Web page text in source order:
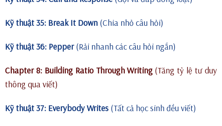
Kỹ thuật 35: Break It Down (Chia nhỏ câu hỏi)
Kỹ thuật 36: Pepper(Rải nhanh các câu hỏi ngắn)
Chapter 8: Building Ratio Through Writing(Tăng tỷ lệ tư duy
thông qua viết)
Kỹ thuật 37: Everybody Writes (Tất cả học sinh đều viết)